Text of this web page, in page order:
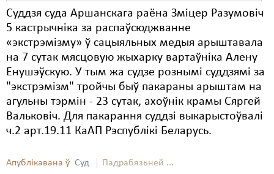
Суддзя суда Аршанскага раёна Зміцер Разумовіч
5 кастрычніка за распаўсюджванне
«экстрэмізму» ў сацыяльных медыя арыштавала
на 7 сутак мясцовую жыхарку вартаўніка Алену
Енушэўскую. У тым жа судзе рознымі суддзямі за
"экстрэмізм" тройчы быў пакараны арыштам на
агульны тэрмін - 23 сутак, ахоўнік крамы Сяргей
Вальковіч. Для пакарання суддзі выкарыстоўвалі
ч.2 арт.19.11 КаАП Рэспублікі Беларусь.
Апублікавана ў Суд Падрабязьней ...